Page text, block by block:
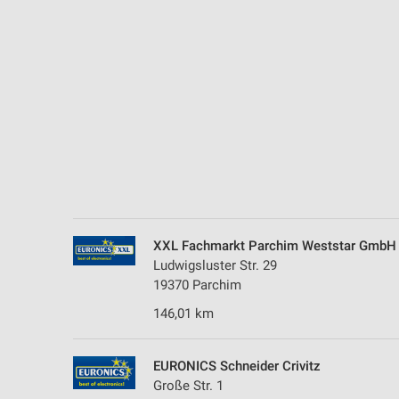
XXL Fachmarkt Parchim Weststar GmbH
Ludwigsluster Str. 29
19370 Parchim
146,01 km
EURONICS Schneider Crivitz
Große Str. 1
Nicht-IAB-Verarbeitungszwecke:
Funktional